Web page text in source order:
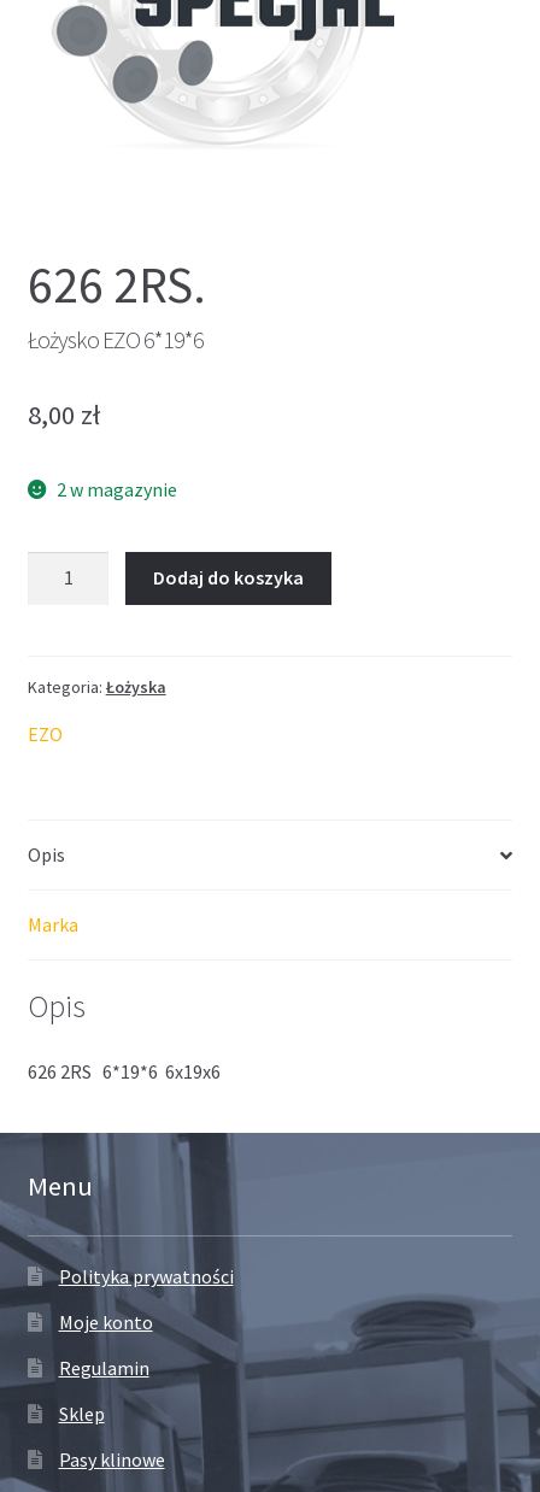
626 2RS.
Łożysko EZO 6*19*6
8,00 zł
2 w magazynie
Dodaj do koszyka
Kategoria: Łożyska
EZO
Opis
Marka
Opis
626 2RS 6*19*6 6x19x6
Menu
Polityka prywatności
Moje konto
Regulamin
Sklep
Pasy klinowe